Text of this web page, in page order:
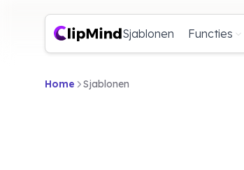
Sjablonen Functies
Home Sjablonen